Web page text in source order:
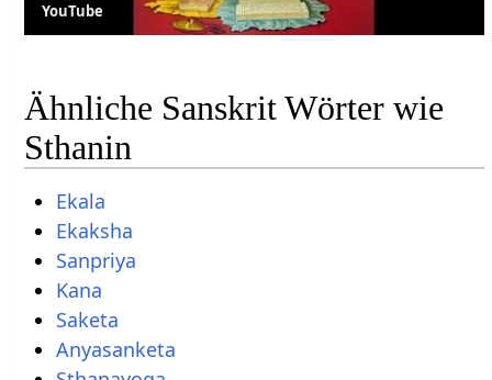
YouTube
Ähnliche Sanskrit Wörter wie
Sthanin
Ekala
Ekaksha
Sanpriya
Kana
Saketa
Anyasanketa